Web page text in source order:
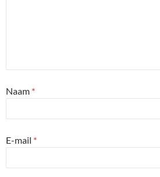
Naam *
E-mail *